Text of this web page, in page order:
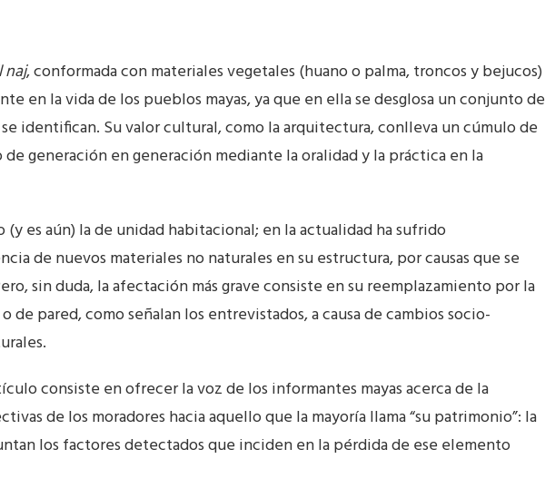
naj, conformada con materiales vegetales (huano o palma, troncos y bejucos)
en la vida de los pueblos mayas, ya que en ella se desglosa un conjunto de
identifican. Su valor cultural, como la arquitectura, conlleva un cúmulo de
de generación en generación mediante la oralidad y la práctica en la
es aún) la de unidad habitacional; en la actualidad ha sufrido
de nuevos materiales no naturales en su estructura, por causas que se
sin duda, la afectación más grave consiste en su reemplazamiento por la
de pared, como señalan los entrevistados, a causa de cambios socio-
consiste en ofrecer la voz de los informantes mayas acerca de la
de los moradores hacia aquello que la mayoría llama “su patrimonio”: la
los factores detectados que inciden en la pérdida de ese elemento